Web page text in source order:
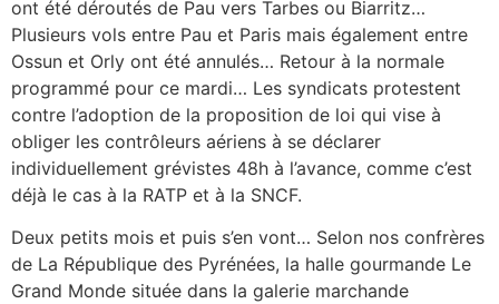
ont été déroutés de Pau vers Tarbes ou Biarritz…
Plusieurs vols entre Pau et Paris mais également entre
Ossun et Orly ont été annulés… Retour à la normale
programmé pour ce mardi… Les syndicats protestent
contre l’adoption de la proposition de loi qui vise à
obliger les contrôleurs aériens à se déclarer
individuellement grévistes 48h à l’avance, comme c’est
déjà le cas à la RATP et à la SNCF.
Deux petits mois et puis s’en vont… Selon nos confrères
de La République des Pyrénées, la halle gourmande Le
Grand Monde située dans la galerie marchande